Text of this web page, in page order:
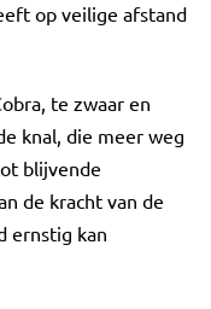
op veilige afstand
te zwaar en
knal, die meer weg
blijvende
de kracht van de
ernstig kan